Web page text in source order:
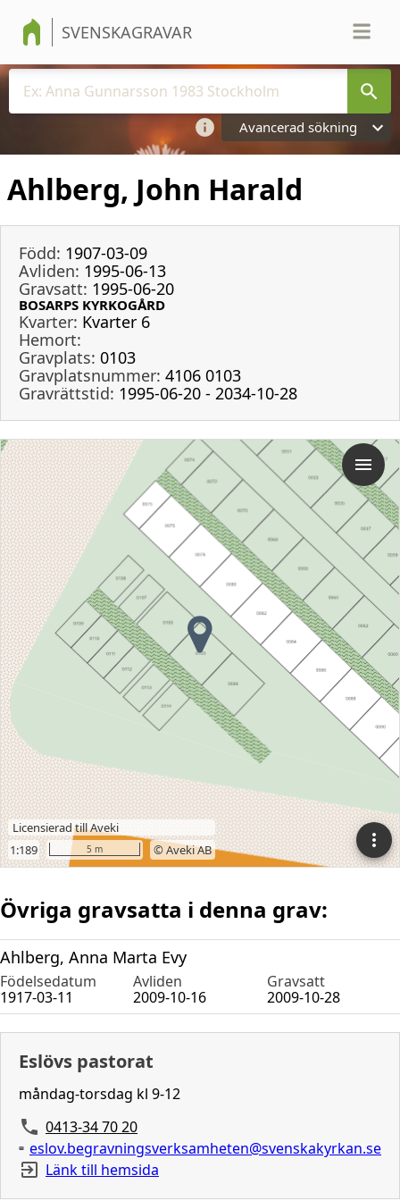
SVENSKAGRAVAR
Avancerad sökning
Ahlberg, John Harald
Född: 1907-03-09
Avliden: 1995-06-13
Gravsatt: 1995-06-20
BOSARPS KYRKOGÅRD
Kvarter: Kvarter 6
Hemort:
Gravplats: 0103
Gravplatsnummer: 4106 0103
Gravrättstid: 1995-06-20 - 2034-10-28
Övriga gravsatta i denna grav:
Ahlberg, Anna Marta Evy
Födelsedatum Avliden
Gravsatt
1917-03-11
2009-10-16 2009-10-28
Eslövs pastorat
måndag-torsdag kl 9-12
0413-34 70 20
eslov.begravningsverksamheten@svenskakyrkan.se
Länk till hemsida